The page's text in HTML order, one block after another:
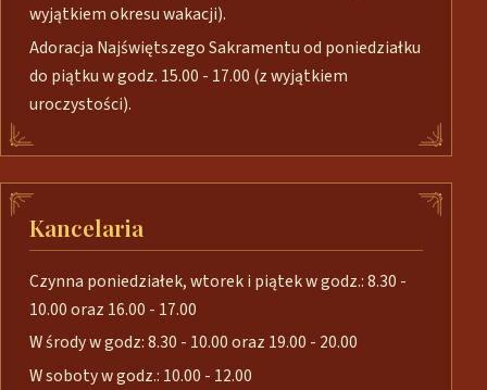
wyjątkiem okresu wakacji).
Adoracja Najświętszego Sakramentu od poniedziałku
do piątku w godz. 15.00 - 17.00 (z wyjątkiem
uroczystości).
Kancelaria
Czynna poniedziałek, wtorek i piątek w godz.: 8.30 -
10.00 oraz 16.00 - 17.00
W środy w godz: 8.30 - 10.00 oraz 19.00 - 20.00
W soboty w godz.: 10.00 - 12.00